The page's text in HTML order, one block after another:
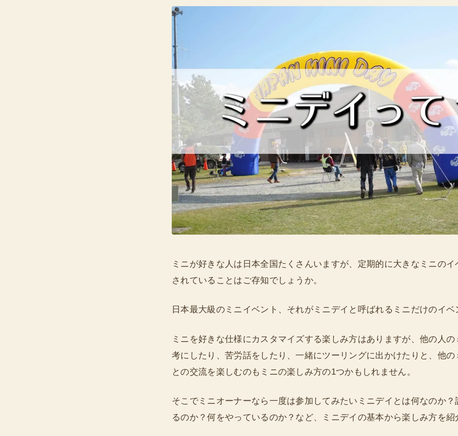
ミニが好きな人は日本全国たくさんいますが、定期的に大きなミニの
されていることはご存知でしょうか。
日本最大級のミニイベント、それがミニデイと呼ばれるミニだけのイベ
ミニを好きな仕様にカスタマイズする楽しみ方はありますが、他の人
考にしたり、苦労話をしたり、一緒にツーリングに出かけたりと、他の
との交流を楽しむのもミニの楽しみ方の1つかもしれません。
そこでミニオーナーなら一度は参加してみたいミニデイとは何なのか？
るのか？何をやっているのか？など、ミニデイの基本から楽しみ方を紹